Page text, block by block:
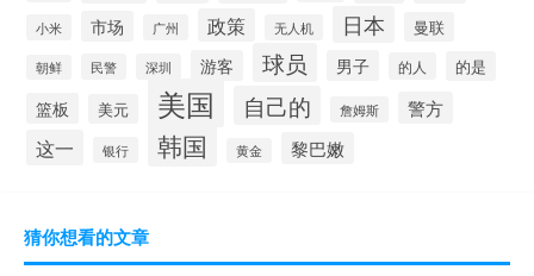
小米 市场 广州 政策 无人机 日本 曼联
朝鲜 民警 深圳 游客 球员 男子 的人 的是
篮板 美元 美国 自己的 詹姆斯 警方
这一 银行 韩国 黄金 黎巴嫩
猜你想看的文章